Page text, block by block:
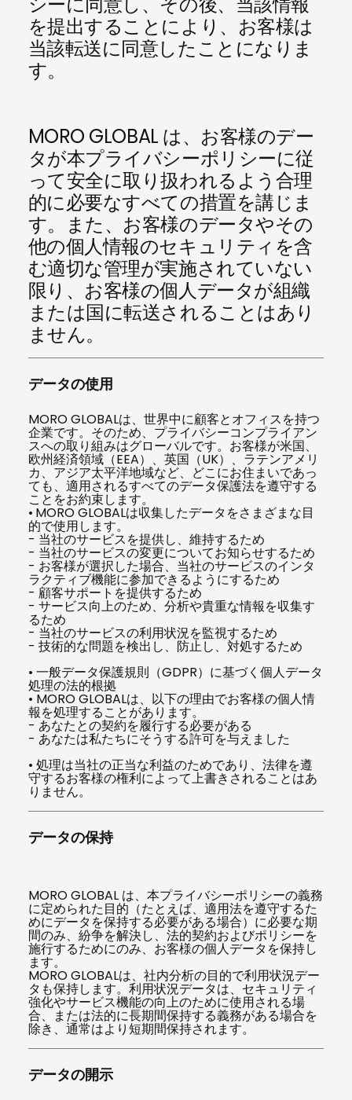
を提出することにより、お客様は
当該転送に同意したことになりま
す。
MORO GLOBAL は、お客様のデー
タが本プライバシーポリシーに従
って安全に取り扱われるよう合理
的に必要なすべての措置を講じま
す。また、お客様のデータやその
他の個人情報のセキュリティを含
む適切な管理が実施されていない
限り、お客様の個人データが組織
または国に転送されることはあり
ません。
データの使用
MORO GLOBALは、世界中に顧客とオフィスを持つ
企業です。そのため、プライバシーコンプライアン
スへの取り組みはグローバルです。お客様が米国、
欧州経済領域（EEA）、英国（UK）、ラテンアメリ
カ、アジア太平洋地域など、どこにお住まいであっ
ても、適用されるすべてのデータ保護法を遵守する
ことをお約束します。
• MORO GLOBALは収集したデータをさまざまな目
的で使用します。
- 当社のサービスを提供し、維持するため
- 当社のサービスの変更についてお知らせするため
- お客様が選択した場合、当社のサービスのインタ
ラクティブ機能に参加できるようにするため
- 顧客サポートを提供するため
- サービス向上のため、分析や貴重な情報を収集す
るため
- 当社のサービスの利用状況を監視するため
- 技術的な問題を検出し、防止し、対処するため
• 一般データ保護規則（GDPR）に基づく個人データ
処理の法的根拠
• MORO GLOBALは、以下の理由でお客様の個人情
報を処理することがあります。
- あなたとの契約を履行する必要がある
- あなたは私たちにそうする許可を与えました
• 処理は当社の正当な利益のためであり、法律を遵
守するお客様の権利によって上書きされることはあ
りません。
データの保持
MORO GLOBAL は、本プライバシーポリシーの義務
に定められた目的（たとえば、適用法を遵守するた
めにデータを保持する必要がある場合）に必要な期
間のみ、紛争を解決し、法的契約およびポリシーを
施行するためにのみ、お客様の個人データを保持し
ます。
MORO GLOBALは、社内分析の目的で利用状況デー
タも保持します。利用状況データは、セキュリティ
強化やサービス機能の向上のために使用される場
合、または法的に長期間保持する義務がある場合を
除き、通常はより短期間保持されます。
データの開示